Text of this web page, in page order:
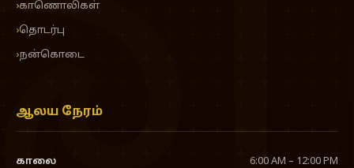
காணொலிகள்
தொடர்பு
நன்கொடை
ஆலய நேரம்
காலை 6:00 AM – 12:00 PM